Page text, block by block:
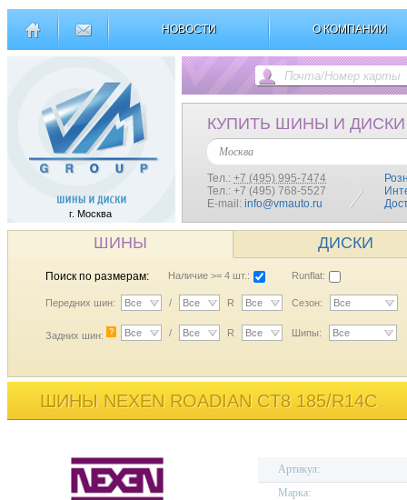
НОВОСТИ О КОМПАНИИ
г. Москва
КУПИТЬ ШИНЫ И ДИСКИ
Москва
Тел.: +7 (495) 995-7474
Тел.: +7 (495) 768-5527
E-mail: info@vmauto.ru
ШИНЫ ДИСКИ
Поиск по размерам: Наличие >= 4 шт.: Runflat:
Передних шин: Все / Все R Все Сезон: Все
Задних шин: ? Все / Все R Все Шипы: Все
ШИНЫ NEXEN ROADIAN CT8 185/R14C
Артикул:
Марка: